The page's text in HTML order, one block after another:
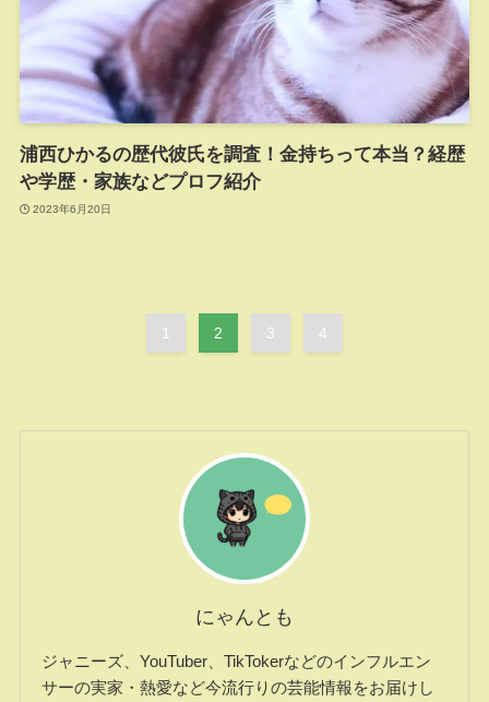
浦西ひかるの歴代彼氏を調査！金持ちって本当？経歴
や学歴・家族などプロフ紹介
2023年6月20日
1 2 3 4
にゃんとも
ジャニーズ、YouTuber、TikTokerなどのインフルエン
サーの実家・熱愛など今流行りの芸能情報をお届けし